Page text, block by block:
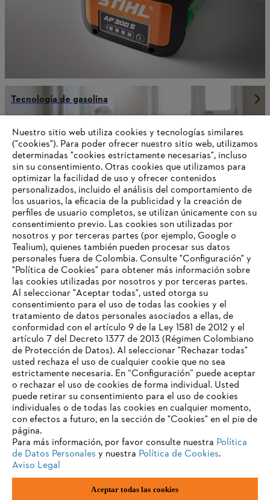
Tecnología de gasolina
Información para proveedores
Productos
Contacto
Carrera profesional
Sistema de denuncia de irregularidades
Pie de imprenta
Información sobre cookies
ANDREAS STIHL AG & Co. KG ©2023
Nuestro sitio web utiliza cookies y tecnologías similares
("cookies"). Para poder ofrecer nuestro sitio web, utilizamos
determinadas "cookies estrictamente necesarias", incluso
sin su consentimiento. Otras cookies que utilizamos para
optimizar la facilidad de uso y ofrecer contenidos
personalizados, incluido el análisis del comportamiento de
los usuarios, la eficacia de la publicidad y la creación de
perfiles de usuario completos, se utilizan únicamente con su
consentimiento previo. Las cookies son utilizadas por
nosotros y por terceras partes (por ejemplo, Google o
Tealium), quienes también pueden procesar sus datos
personales fuera de Colombia. Consulte "Configuración" y
"Política de Cookies" para obtener más información sobre
las cookies utilizadas por nosotros y por terceras partes.
Al seleccionar "Aceptar todas", usted otorga su
consentimiento para el uso de todas las cookies y el
tratamiento de datos personales asociados a ellas, de
conformidad con el artículo 9 de la Ley 1581 de 2012 y el
artículo 7 del Decreto 1377 de 2013 (Régimen Colombiano
de Protección de Datos). Al seleccionar "Rechazar todas"
usted rechaza el uso de cualquier cookie que no sea
estrictamente necesaria. En “Configuración” puede aceptar
o rechazar el uso de cookies de forma individual. Usted
puede retirar su consentimiento para el uso de cookies
individuales o de todas las cookies en cualquier momento,
con efectos a futuro, en la sección de "Cookies" en el pie de
página.
Para más información, por favor consulte nuestra Política
de Datos Personales y nuestra Política de Cookies.
Aviso Legal
Aceptar todas las cookies